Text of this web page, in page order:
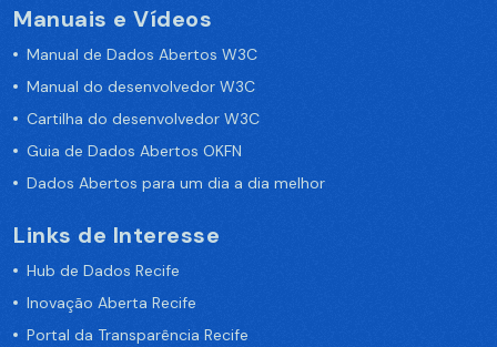
Manuais e Vídeos
Manual de Dados Abertos W3C
Manual do desenvolvedor W3C
Cartilha do desenvolvedor W3C
Guia de Dados Abertos OKFN
Dados Abertos para um dia a dia melhor
Links de Interesse
Hub de Dados Recife
Inovação Aberta Recife
Portal da Transparência Recife